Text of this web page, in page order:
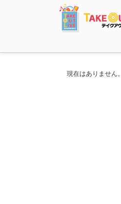
現在はありません。